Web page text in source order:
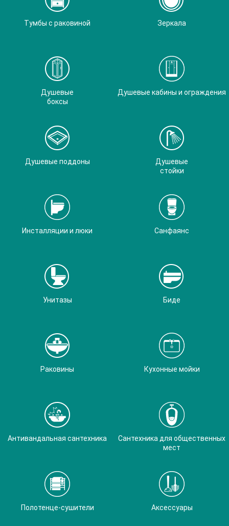
Тумбы с раковиной Зеркала
Душевые
боксы
Душевые кабины и ограждения
Душевые поддоны
Душевые
стойки
Инсталляции и люки Санфаянс
Унитазы Биде
Раковины Кухонные мойки
Антивандальная сантехника
Сантехника для общественных
мест
Полотенце-сушители Аксессуары